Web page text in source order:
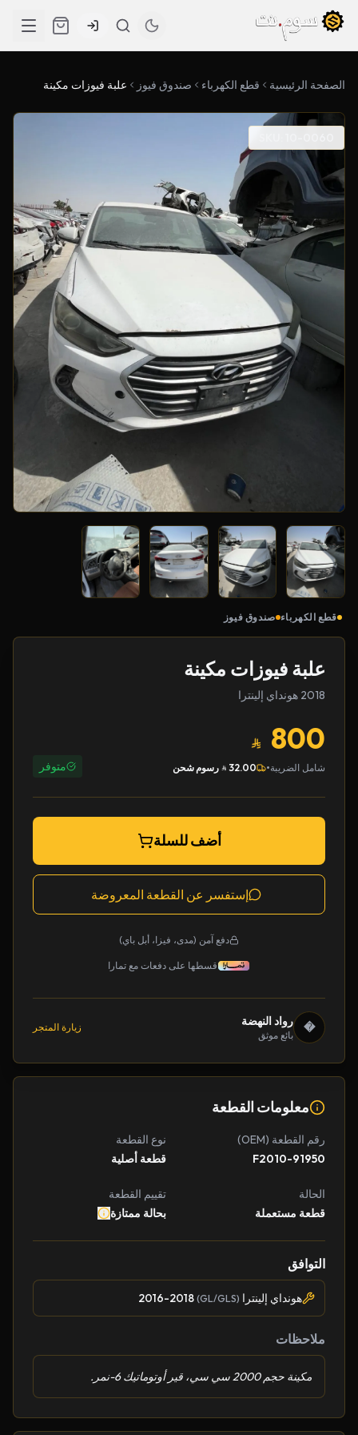
الصفحة الرئيسية قطع الكهرباء صندوق فيوز علبة فيوزات مكينة
قطع الكهرباء صندوق فيوز
علبة فيوزات مكينة
2018 هونداي إلينترا
800
شامل الضريبة•
32.00 رسوم شحن متوفر
أضف للسلة
إستفسر عن القطعة المعروضة
دفع آمن (مدى، فيزا، أبل باي)
قسطها على دفعات مع تمارا
� رواد النهضة
بائع موثق
زيارة المتجر
معلومات القطعة
رقم القطعة (OEM)
91950-F2010
نوع القطعة
قطعة أصلية
الحالة
قطعة مستعملة
تقييم القطعة
بحالة ممتازة
التوافق
هونداي إلينترا (GL/GLS)
ملاحظات
مكينة حجم 2000 سي سي، قير أوتوماتيك 6-نمر.